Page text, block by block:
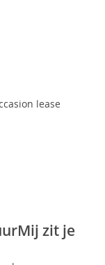
lease
zit je